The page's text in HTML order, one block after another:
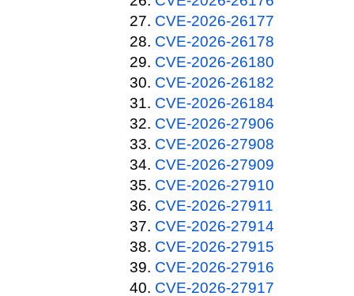
CVE-2026-26177
CVE-2026-26178
CVE-2026-26180
CVE-2026-26182
CVE-2026-26184
CVE-2026-27906
CVE-2026-27908
CVE-2026-27909
CVE-2026-27910
CVE-2026-27911
CVE-2026-27914
CVE-2026-27915
CVE-2026-27916
CVE-2026-27917